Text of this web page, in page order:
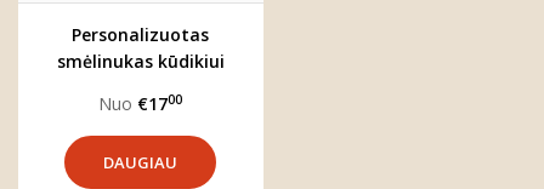
Personalizuotas
smėlinukas kūdikiui
Nuo €1700
DAUGIAU